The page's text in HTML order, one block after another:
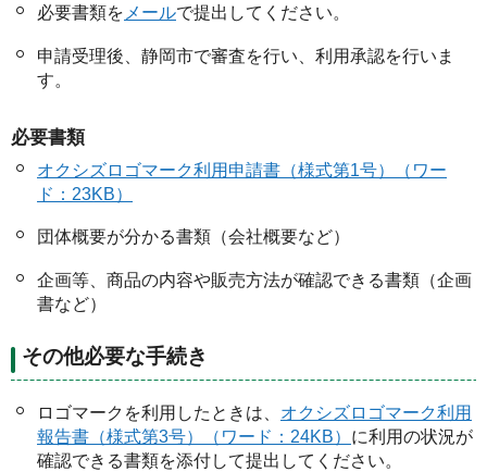
必要書類を メールで提出してください。
申請受理後、静岡市で審査を行い、利用承認を行いま
す。
必要書類
オクシズロゴマーク利用申請書（様式第1号）（ワー
ド：23KB）
団体概要が分かる書類（会社概要など）
企画等、商品の内容や販売方法が確認できる書類（企画
書など）
その他必要な手続き
ロゴマークを利用したときは、 オクシズロゴマーク利用
報告書（様式第3号）（ワード：24KB） に利用の状況が
確認できる書類を添付して提出してください。